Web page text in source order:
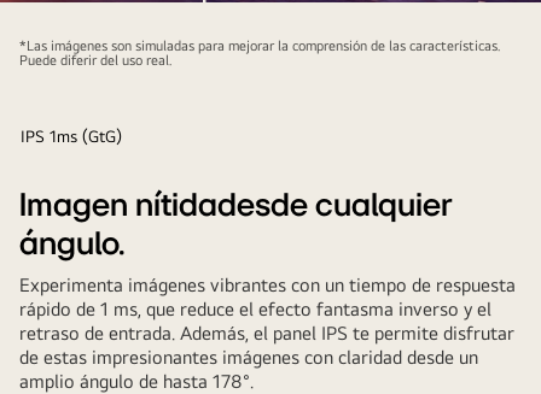
refresh
rate..
*Las imágenes son simuladas para mejorar la comprensión de las características.
Puede diferir del uso real.
IPS 1ms (GtG)
Imagen nítidadesde cualquier
ángulo.
Experimenta imágenes vibrantes con un tiempo de respuesta
rápido de 1 ms, que reduce el efecto fantasma inverso y el
retraso de entrada. Además, el panel IPS te permite disfrutar
de estas impresionantes imágenes con claridad desde un
amplio ángulo de hasta 178°.